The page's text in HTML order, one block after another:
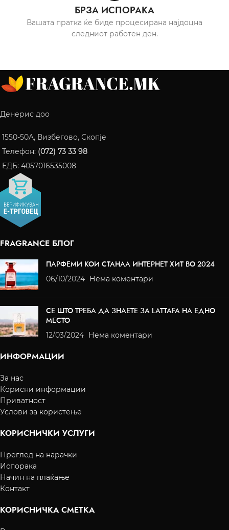
БРЗА ИСПОРАКА
Вашата пратка ќе биде процесирана најдоцна
следниот работен ден.
Денерис доо
1550-50A, Визбегово, Скопје
Телефон: (072) 73 33 98
ЕДБ: 4057016535008
FRAGRANCE БЛОГ
ПАРФЕМИ КОИ СТАНАА ИНТЕРНЕТ ХИТ ВО 2024
06/10/2024 Нема коментари
СЕ ШТО ТРЕБА ДА ЗНАЕТЕ ЗА LATTAFA НА ЕДНО
МЕСТО
12/03/2024 Нема коментари
ИНФОРМАЦИИ
За нас
Корисни информации
Приватност
Услови за користење
КОРИСНИЧКИ УСЛУГИ
Преглед на нарачки
Испорака
Начин на плаќање
Контакт
КОРИСНИЧКА СМЕТКА